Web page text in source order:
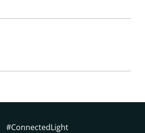
#ConnectedLight